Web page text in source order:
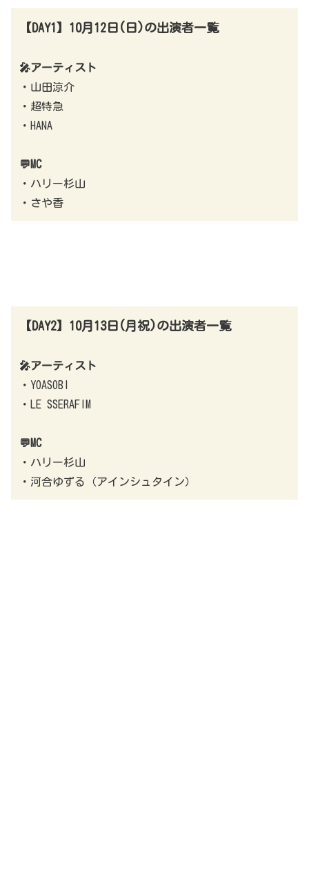
【DAY1】10月12日(日)の出演者一覧
🎤アーティスト
・山田涼介
・超特急
・HANA
💬MC
・ハリー杉山
・さや香
【DAY2】10月13日(月祝)の出演者一覧
🎤アーティスト
・YOASOBI
・LE SSERAFIM
💬MC
・ハリー杉山
・河合ゆずる（アインシュタイン）